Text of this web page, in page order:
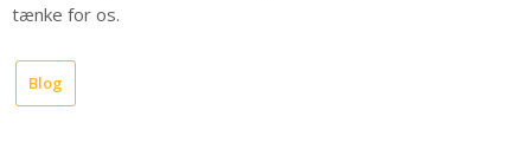
tænke for os.
Blog